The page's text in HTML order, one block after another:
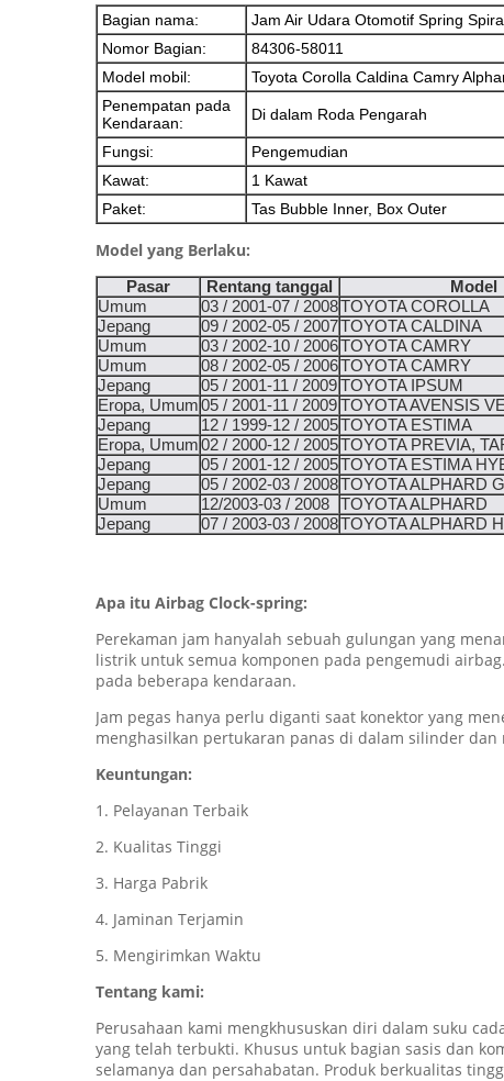
Bagian nama:
Jam Air Udara Otomotif Spring
Nomor Bagian:
84306-58011
Model mobil:
Toyota Corolla Caldina Camry
Penempatan pada
Kendaraan:
Di dalam Roda Pengarah
Fungsi:
Pengemudian
Kawat:
1 Kawat
Paket:
Tas Bubble Inner, Box Outer
Model yang Berlaku:
Pasar Rentang tanggal Model
Umum
03 / 2001-07 / 2008TOYOTA COROLLA
Jepang
09 / 2002-05 / 2007TOYOTA CALDINA
Umum
03 / 2002-10 / 2006TOYOTA CAMRY
Umum
08 / 2002-05 / 2006TOYOTA CAMRY
Jepang
05 / 2001-11 / 2009TOYOTA IPSUM
Eropa, Umum05 / 2001-11 / 2009TOYOTA AVENSIS
Jepang
12 / 1999-12 / 2005TOYOTA ESTIMA
Eropa, Umum02 / 2000-12 / 2005TOYOTA PREVIA,
Jepang
05 / 2001-12 / 2005TOYOTA ESTIMA
Jepang
05 / 2002-03 / 2008TOYOTA ALPHARD G
Umum
12/2003-03 / 2008 TOYOTA ALPHARD
Jepang
07 / 2003-03 / 2008TOYOTA ALPHARD
Apa itu Airbag Clock-spring:
Perekaman jam hanyalah sebuah gulungan yang
listrik untuk semua komponen pada pengemudi
pada beberapa kendaraan.
Jam pegas hanya perlu diganti saat konektor yang
menghasilkan pertukaran panas di dalam silinder
Keuntungan:
1. Pelayanan Terbaik
2. Kualitas Tinggi
3. Harga Pabrik
4. Jaminan Terjamin
5. Mengirimkan Waktu
Tentang kami:
Perusahaan kami mengkhususkan diri dalam suku
yang telah terbukti. Khusus untuk bagian sasis dan
selamanya dan persahabatan. Produk berkualitas